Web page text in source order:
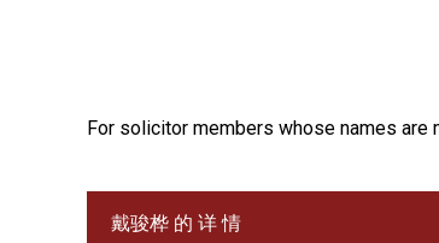
For solicitor members whose names are
戴骏桦 的 详 情